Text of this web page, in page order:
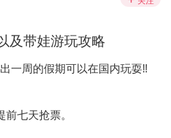
及带娃游玩攻略
一周的假期可以在国内玩耍‼️
七天抢票。